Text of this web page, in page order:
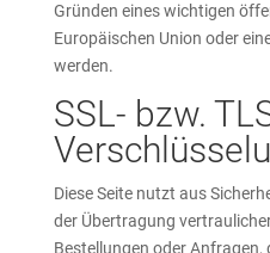
Gründen eines wichtigen
Europäischen Union oder
werden.
SSL- bzw.
Diese Seite nutzt aus
der Übertragung
Bestellungen oder Anfragen,